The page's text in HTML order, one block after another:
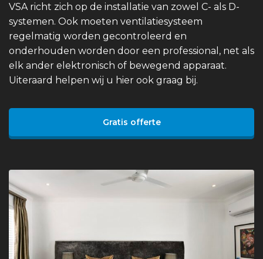
VSA richt zich op de installatie van zowel C- als D-
systemen. Ook moeten ventilatiesysteem
regelmatig worden gecontroleerd en
onderhouden worden door een professional, net als
elk ander elektronisch of bewegend apparaat.
Uiteraard helpen wij u hier ook graag bij.
Gratis offerte